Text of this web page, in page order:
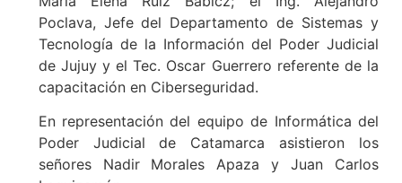
Poclava, Jefe del Departamento de Sistemas y
Tecnología de la Información del Poder Judicial
de Jujuy y el Tec. Oscar Guerrero referente de la
capacitación en Ciberseguridad.
En representación del equipo de Informática del
Poder Judicial de Catamarca asistieron los
señores Nadir Morales Apaza y Juan Carlos